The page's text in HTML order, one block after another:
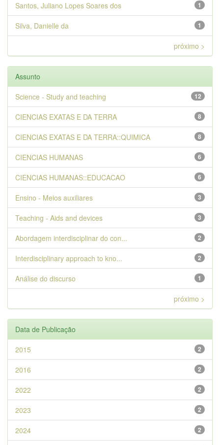
1
Santos, Juliano Lopes Soares dos
1
Silva, Danielle da
próximo >
Assunto
12
Science - Study and teaching
8
CIENCIAS EXATAS E DA TERRA
8
CIENCIAS EXATAS E DA TERRA::QUIMICA
6
CIENCIAS HUMANAS
6
CIENCIAS HUMANAS::EDUCACAO
3
Ensino - Meios auxiliares
3
Teaching - Aids and devices
2
Abordagem interdisciplinar do con...
2
Interdisciplinary approach to kno...
1
Análise do discurso
próximo >
Data de Publicação
2
2015
2
2016
2
2022
2
2023
2
2024